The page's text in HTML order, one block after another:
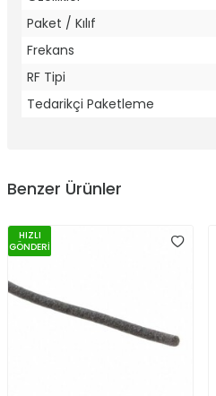
Paket / Kılıf
Frekans
RF Tipi
Tedarikçi Paketleme
Benzer Ürünler
HIZLI
GÖNDERİ